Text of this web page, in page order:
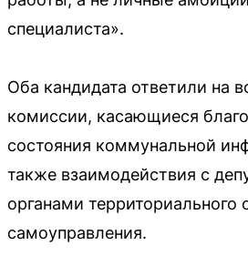
специалиста».
Оба кандидата ответили на
комиссии, касающиеся
состояния коммунальной
также взаимодействия с
органами территориального
самоуправления.